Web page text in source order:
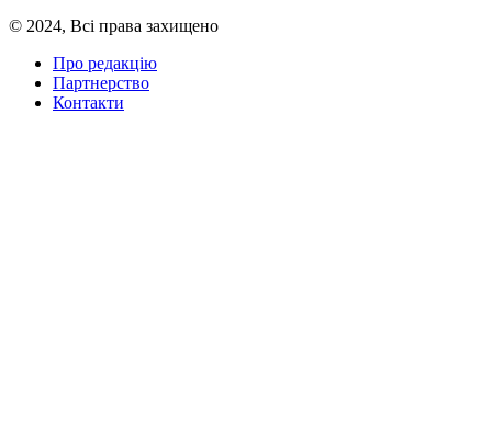
© 2024, Всі права захищено
Про редакцію
Партнерство
Контакти